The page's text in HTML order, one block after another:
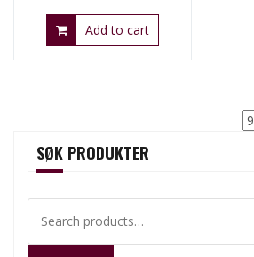
Add to cart
SØK PRODUKTER
for: